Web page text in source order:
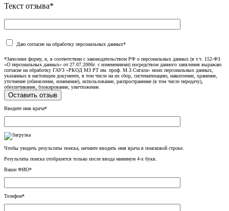
Текст отзыва*
Даю согласие на обработку персональных данных*
*Заполняя форму, я, в соответствии с законодательством РФ о персональных данных (в т.ч. 152-ФЗ
«О персональных данных» от 27.07.2006г. с изменениями) посредством данного заявления выражаю
согласие на обработку ГАУЗ «РКОД МЗ РТ им. проф. М.З.Сигала» моих персональных данных,
указанных в настоящем документе, в том числе на их сбор, систематизацию, накопление, хранение,
уточнение (обновление, изменение), использование, распространение (в том числе передачу),
обезличивание, блокирование, уничтожение.
Введите имя врача*
Чтобы увидеть результаты поиска, начните вводить имя врача в поисковой строке.
Результаты поиска отобразятся только после ввода минимум 4-х букв.
Ваши ФИО*
Телефон*